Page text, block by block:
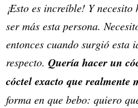
¡Esto es increíble! Y
ser más esta persona.
entonces cuando surgió esta
respecto. Quería hacer un
cóctel exacto que realmente
forma en que bebo: quiero